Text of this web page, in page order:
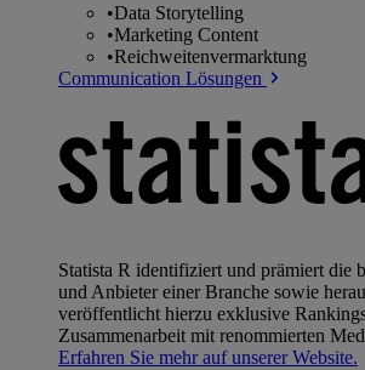
•Data Storytelling
•Marketing Content
•Reichweitenvermarktung
Communication Lösungen
Statista R identifiziert und prämiert die
und Anbieter einer Branche sowie
veröffentlicht hierzu exklusive
Zusammenarbeit mit renommierten
Erfahren Sie mehr auf unserer Website.